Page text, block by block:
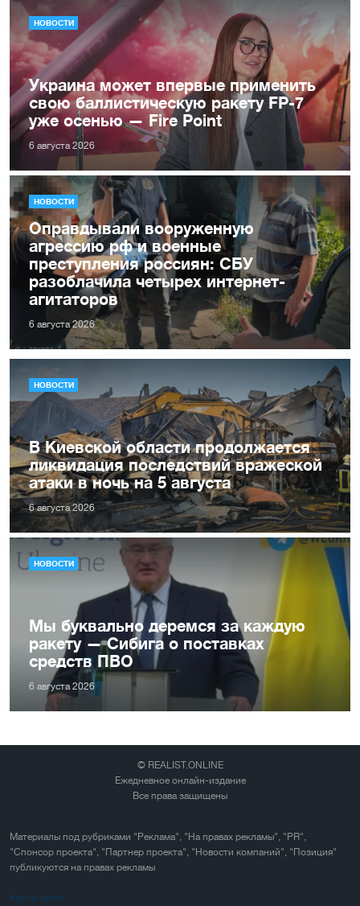
НОВОСТИ
Украина может впервые применить
свою баллистическую ракету FP-7
уже осенью — Fire Point
6 августа 2026
НОВОСТИ
Оправдывали вооруженную
агрессию рф и военные
преступления россиян: СБУ
разоблачила четырех интернет-
агитаторов
6 августа 2026
НОВОСТИ
В Киевской области продолжается
ликвидация последствий вражеской
атаки в ночь на 5 августа
6 августа 2026
НОВОСТИ
Мы буквально деремся за каждую
ракету — Сибига о поставках
средств ПВО
6 августа 2026
© REALIST.ONLINE
Ежедневное онлайн-издание
Все права защищены
Материалы под рубриками "Реклама", "На правах рекламы", "PR",
"Спонсор проекта", "Партнер проекта", "Новости компаний", "Позиция"
публикуются на правах рекламы
Карта сайта